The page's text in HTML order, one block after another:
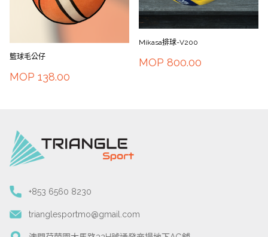
籃球毛公仔
MOP 138.00
Mikasa排球-V200
MOP 800.00
+853 6560 8230
trianglesportmo@gmail.com